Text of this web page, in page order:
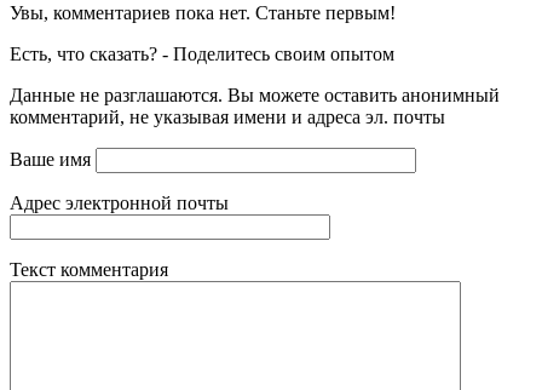
Увы, комментариев пока нет. Станьте первым!
Есть, что сказать? - Поделитесь своим опытом
Данные не разглашаются. Вы можете оставить анонимный
комментарий, не указывая имени и адреса эл. почты
Ваше имя
Адрес электронной почты
Текст комментария